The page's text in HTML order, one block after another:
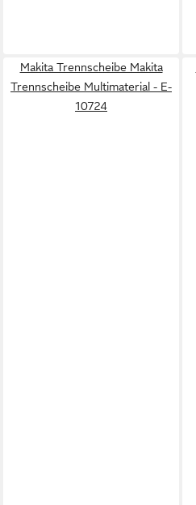
Makita Trennscheibe Makita
Trennscheibe Multimaterial - E-
10724